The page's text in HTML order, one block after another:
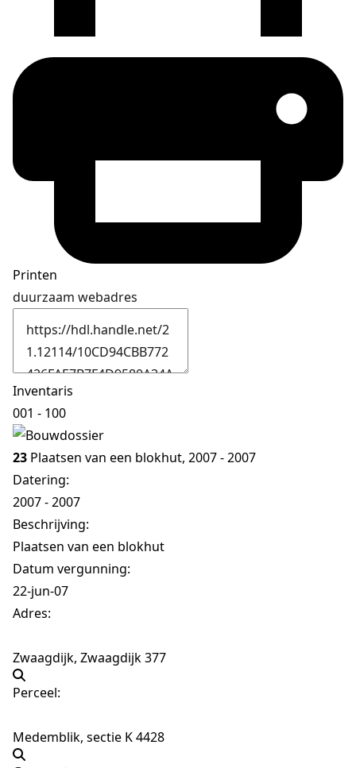
Printen
duurzaam webadres
Inventaris
001 - 100
23 Plaatsen van een blokhut, 2007 - 2007
Datering:
2007 - 2007
Beschrijving:
Plaatsen van een blokhut
Datum vergunning:
22-jun-07
Adres:
Zwaagdijk, Zwaagdijk 377
Perceel:
Medemblik, sectie K 4428